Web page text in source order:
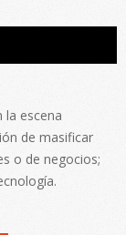
la escena
de masificar
o de negocios;